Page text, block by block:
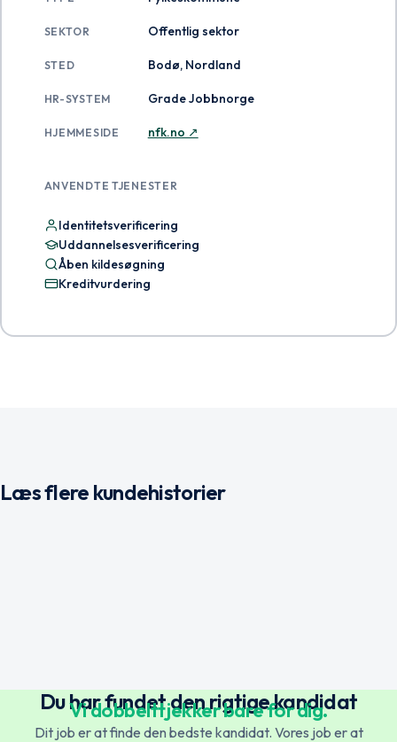
SEKTOR Offentlig sektor
STED Bodø, Nordland
HR-SYSTEM Grade Jobbnorge
HJEMMESIDE nfk.no ↗
ANVENDTE TJENESTER
Identitetsverificering
Uddannelsesverificering
Åben kildesøgning
Kreditvurdering
Læs flere kundehistorier
Læs mere →
Du har fundet den rigtige kandidat
Vi dobbelttjekker bare for dig.
Dit job er at finde den bedste kandidat. Vores job er at
Norsk English